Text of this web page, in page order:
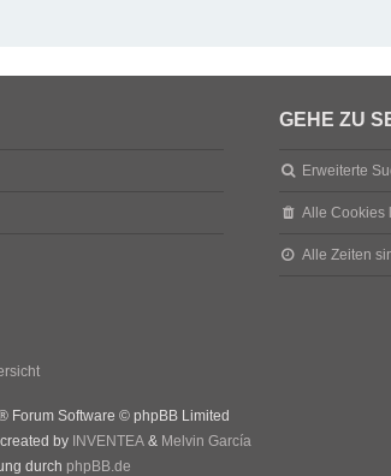
GEHE ZU
Erweiterte
Alle Cookies
Alle Zeiten
Forum Software © phpBB Limited
by INVENTEA & Melvin García
durch phpBB.de